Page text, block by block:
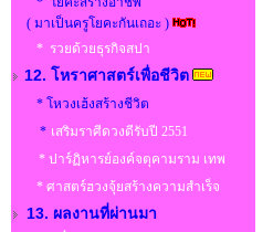
( มาเป็นครูโยคะกันเถอะ )
* รวยด้วยธุรกิจสปา
12. โหราศาสตร์เพื่อชีวิต
* โหวงเฮ้งสร้างชีวิต
* เสริมราศีดวงดีรับปี 2551
* ปาร์ฏิหารย์องค์จตุคามราม เทพ
* ศาสตร์ฮวงจุ้ยสร้างความสำเร็จ
13. ผลงานที่ผ่านมา